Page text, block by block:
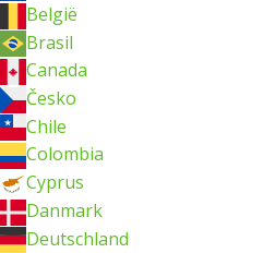
België
Brasil
Canada
Česko
Chile
Colombia
Cyprus
Danmark
Deutschland